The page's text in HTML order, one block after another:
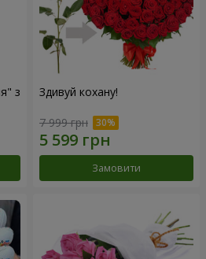
з Здивуй кохану!
7 999 грн
Замовити